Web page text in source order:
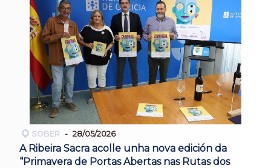
SOBER 28/05/2026
A Ribeira Sacra acolle unha nova edición da
“Primavera de Portas Abertas nas Rutas dos